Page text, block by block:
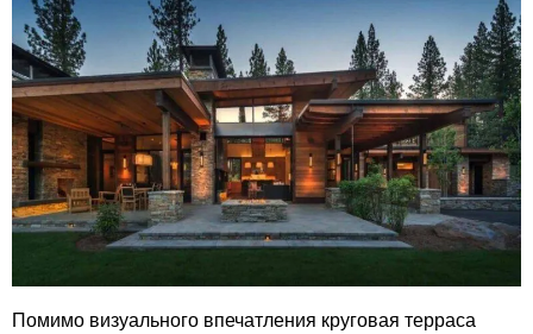
Помимо визуального впечатления круговая терраса